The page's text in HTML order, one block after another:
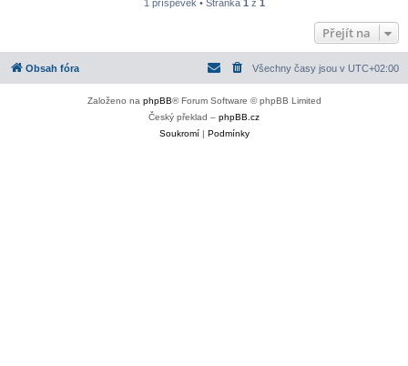
1 příspěvek • Stránka 1 z 1
Přejít na
Obsah fóra Všechny časy jsou v UTC+02:00
Založeno na phpBB® Forum Software © phpBB Limited
Český překlad – phpBB.cz
Soukromí| Podmínky